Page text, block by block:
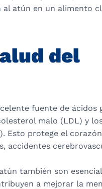
al atún en un alimento
del
fuente de ácidos
malo (LDL) y
Esto protege el
accidentes
también son
a mejorar la